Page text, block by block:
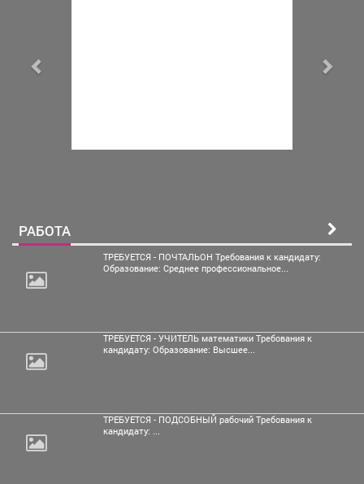
РАБОТА
ТРЕБУЕТСЯ - ПОЧТАЛЬОН Требования к кандидату:
Образование: Среднее профессиональное...
ТРЕБУЕТСЯ - УЧИТЕЛЬ математики Требования к
кандидату: Образование: Высшее...
ТРЕБУЕТСЯ - ПОДСОБНЫЙ рабочий Требования к
кандидату: ...